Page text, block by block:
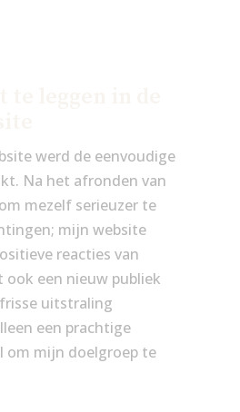
werd de eenvoudige
Na het afronden van
mezelf serieuzer te
mijn website
reacties van
een nieuw publiek
uitstraling
een prachtige
om mijn doelgroep te